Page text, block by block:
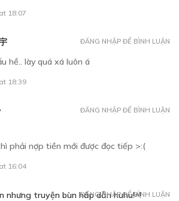
có tâm không?
18:07
hề.. lày quá xá luôn á
18:39
ĐĂNG NHẬP ĐỂ BÌNH LUẬN
phải nợp tiền mới được đọc tiếp >:(
16:04
ĐĂNG NHẬP ĐỂ BÌNH LUẬN
nhưng truyện bùn hấp dẫn huhu!^!
ĐĂNG NHẬP ĐỂ BÌNH LUẬN